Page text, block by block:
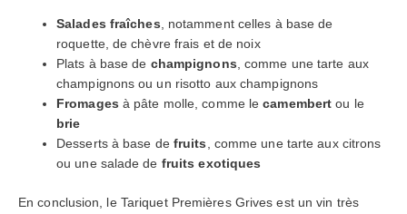
Salades fraîches, notamment celles à base de
roquette, de chèvre frais et de noix
Plats à base de champignons, comme une tarte aux
champignons ou un risotto aux champignons
Fromages à pâte molle, comme lecamembert ou le
brie
Desserts à base de fruits, comme une tarte aux citrons
ou une salade de fruits exotiques
En conclusion, le Tariquet Premières Grives est un vin très